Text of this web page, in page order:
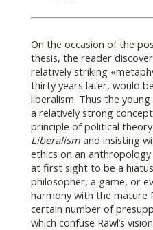
On the occasion of the
thesis, the reader
relatively striking
thirty years later, would
liberalism. Thus the
a relatively strong
principle of political
Liberalism and insisting
ethics on an
at first sight to be a
philosopher, a game, or
harmony with the mature
certain number of
which confuse Rawl’s